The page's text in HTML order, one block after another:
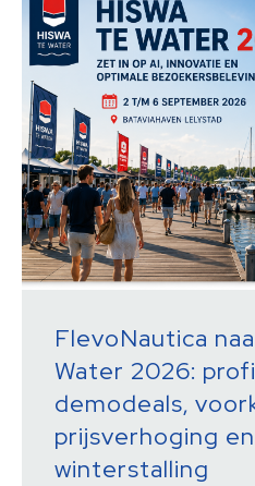
FlevoNautica
Water 2026:
demodeals,
prijsverhoging
winterstalling